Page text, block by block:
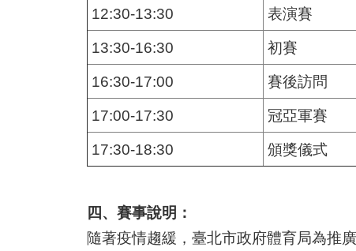
12:30-13:30
表演賽
13:30-16:30
初賽
16:30-17:00
賽後訪問
17:00-17:30
冠亞軍賽
17:30-18:30
頒獎儀式
四、賽事說明：
隨著疫情趨緩，臺北市政府體育局為推